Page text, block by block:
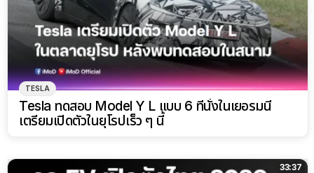
TESLA
Tesla ทดสอบ Model Y L แบบ 6 ที่นั่งในเยอรมนี
เตรียมเปิดตัวในยุโรปเร็ว ๆ นี้
33:37